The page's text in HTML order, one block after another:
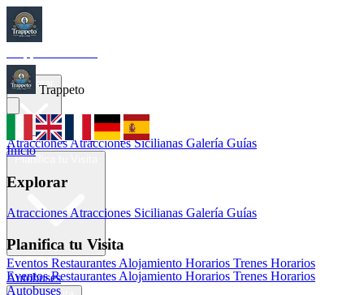
Inicio
AtraccionesAtracciones Sicilianas Galería Guías
Eventos Restaurantes Alojamiento Horarios Trenes Horarios
Autobuses
Trappeto
Inicio
Explorar
AtraccionesAtracciones Sicilianas Galería Guías
Planifica tu Visita
Eventos Restaurantes Alojamiento Horarios Trenes Horarios
Autobuses